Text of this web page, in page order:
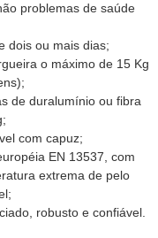
problemas de saúde
dois ou mais dias;
o máximo de 15 Kg
de duralumínio ou fibra
com capuz;
EN 13537, com
extrema de pelo
robusto e confiável.